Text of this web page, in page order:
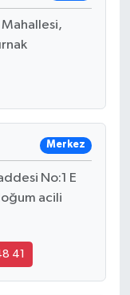
Merkez
No:1 E
acili
41